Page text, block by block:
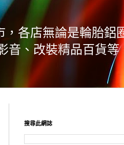
各店無論是輪胎鋁
音、改裝精品百貨等
搜尋此網誌